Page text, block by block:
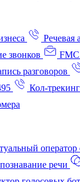
Речевая
звонков FMC
разговоров
Кол-трекинг
оператор
речи